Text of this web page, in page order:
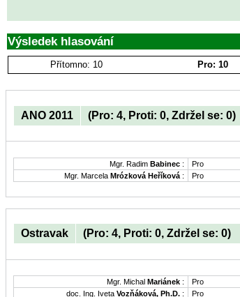
Výsledek hlasování
Přítomno: 10 Pro: 10
ANO 2011 (Pro: 4, Proti: 0, Zdržel se: 0)
Mgr. Radim Babinec : Pro
Mgr. Marcela Mrózková Heříková : Pro
Ostravak (Pro: 4, Proti: 0, Zdržel se: 0)
Mgr. Michal Mariánek : Pro
doc. Ing. Iveta Vozňáková, Ph.D. : Pro